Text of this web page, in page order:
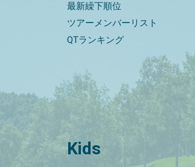
最新繰下順位
ツアーメンバーリスト
QTランキング
Kids